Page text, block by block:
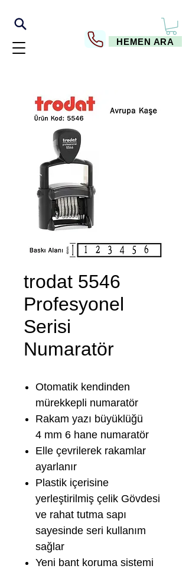
HEMEN ARA
trodat 5546
Profesyonel
Serisi
Numaratör
Otomatik kendinden
mürekkepli numaratör
Rakam yazı büyüklüğü
4 mm 6 hane numaratör
Elle çevrilerek rakamlar
ayarlanır
Plastik içerisine
yerleştirilmiş çelik Gövdesi
ve rahat tutma sapı
sayesinde seri kullanım
sağlar
Yeni bant koruma sistemi